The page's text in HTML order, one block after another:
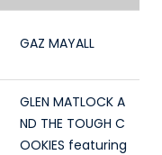
GAZ MAYALL
GLEN MATLOCK A
ND THE TOUGH C
OOKIES featuring